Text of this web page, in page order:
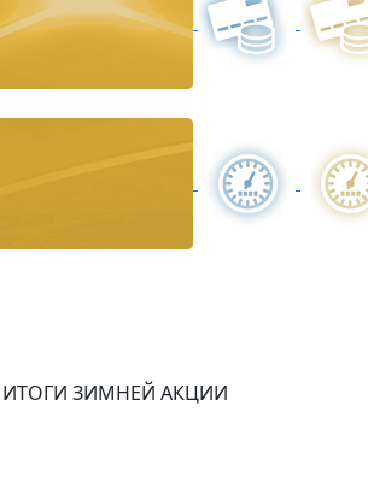
ИТОГИ ЗИМНЕЙ АКЦИИ